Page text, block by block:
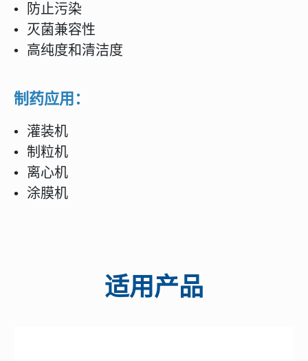
• 防止污染
• 灭菌兼容性
• 高纯度和清洁度
制药应用：
• 灌装机
• 制粒机
• 离心机
• 涂膜机
适用产品